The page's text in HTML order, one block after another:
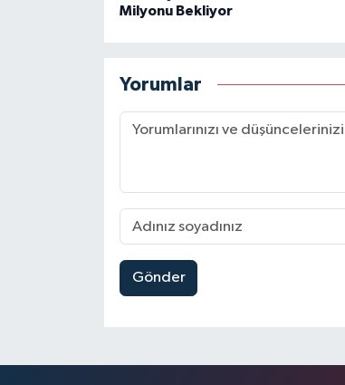
Milyonu Bekliyor
Yorumlar
Gönder